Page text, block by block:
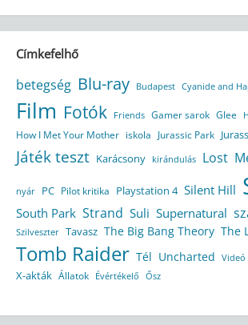
Címkefelhő
betegség Blu-ray Budapest Cyanide and
Film Fotók Friends Gamer sarok Glee
How I Met Your Mother iskola Jurassic Park
Játék teszt Karácsony kirándulás Lost
nyár PC Pilot kritika Playstation 4 Silent Hill
South Park Strand Suli Supernatural
Szilveszter Tavasz The Big Bang Theory The
Tomb Raider Tél Uncharted Videó
X-akták Állatok Évértékelő Ősz